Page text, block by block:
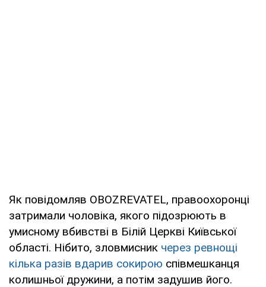
Як повідомляв OBOZREVATEL, правоохоронці
затримали чоловіка, якого підозрюють в
умисному вбивстві в Білій Церкві Київської
області. Нібито, зловмисник через ревнощі
кілька разів вдарив сокирою співмешканця
колишньої дружини, а потім задушив його.